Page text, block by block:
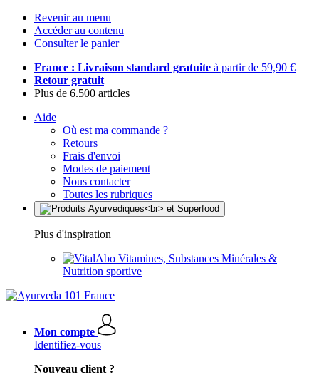
Revenir au menu
Accéder au contenu
Consulter le panier
France : Livraison standard gratuite à partir de 59,90 €
Retour gratuit
Plus de 6.500 articles
Aide
Où est ma commande ?
Retours
Frais d'envoi
Modes de paiement
Nous contacter
Toutes les rubriques
Plus d'inspiration
Vitamines, Substances Minérales &
Nutrition sportive
Mon compte
Identifiez-vous
Nouveau client ?